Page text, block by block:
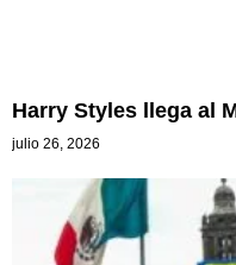
Harry Styles llega al
julio 26, 2026